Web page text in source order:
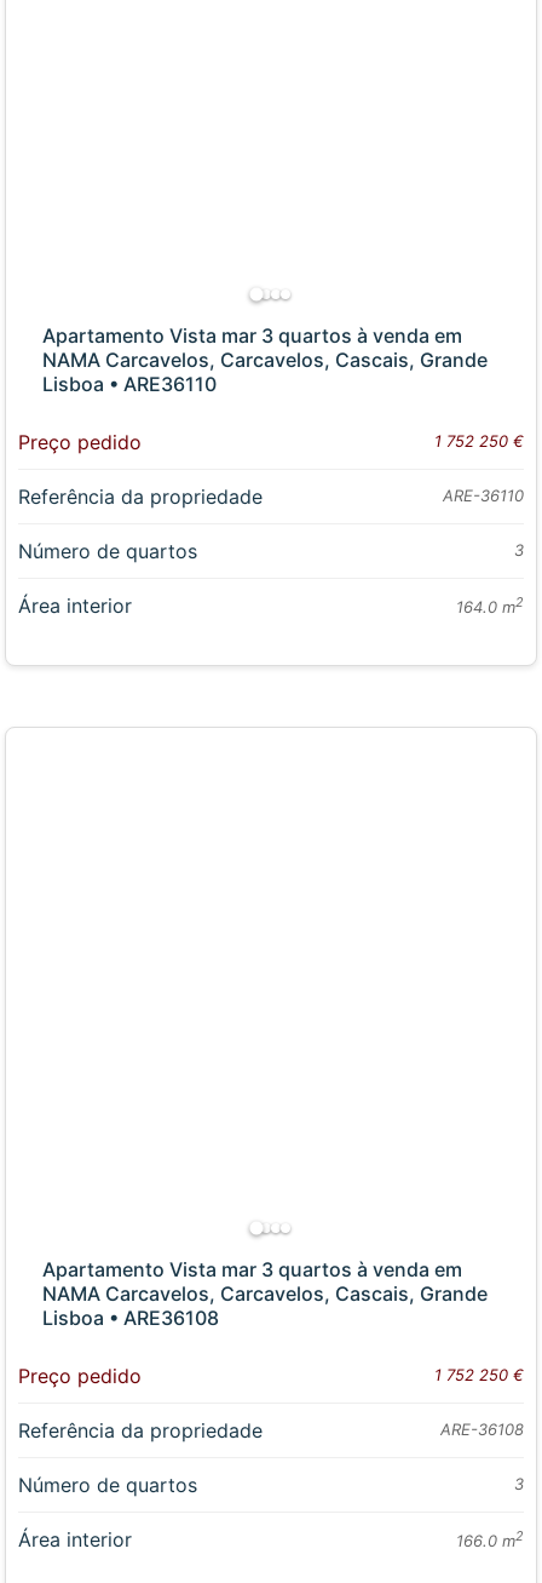
Apartamento Vista mar 3 quartos à venda em
NAMA Carcavelos, Carcavelos, Cascais, Grande
Lisboa • ARE36110
Preço pedido 1 752 250 €
Referência da propriedade ARE-36110
Número de quartos 3
Área interior 164.0 m2
Apartamento Vista mar 3 quartos à venda em
NAMA Carcavelos, Carcavelos, Cascais, Grande
Lisboa • ARE36108
Preço pedido 1 752 250 €
Referência da propriedade ARE-36108
Número de quartos 3
Área interior 166.0 m2